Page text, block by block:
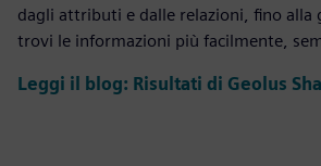
dagli attributi e dalle relazioni, fino alla
trovi le informazioni più facilmente,